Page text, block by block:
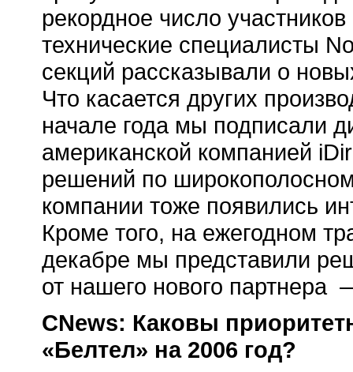
рекордное число
технические специалисты
секций рассказывали о
Что касается других
начале года мы подписали
американской компанией
решений по
компании тоже появились
Кроме того, на ежегодном
декабре мы представили
от нашего нового партнера
CNews: Каковы
«Белтел» на 2006 год?